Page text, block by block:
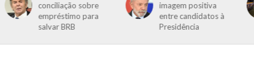
conciliação sobre
empréstimo para
salvar BRB
imagem positiva
entre candidatos à
Presidência